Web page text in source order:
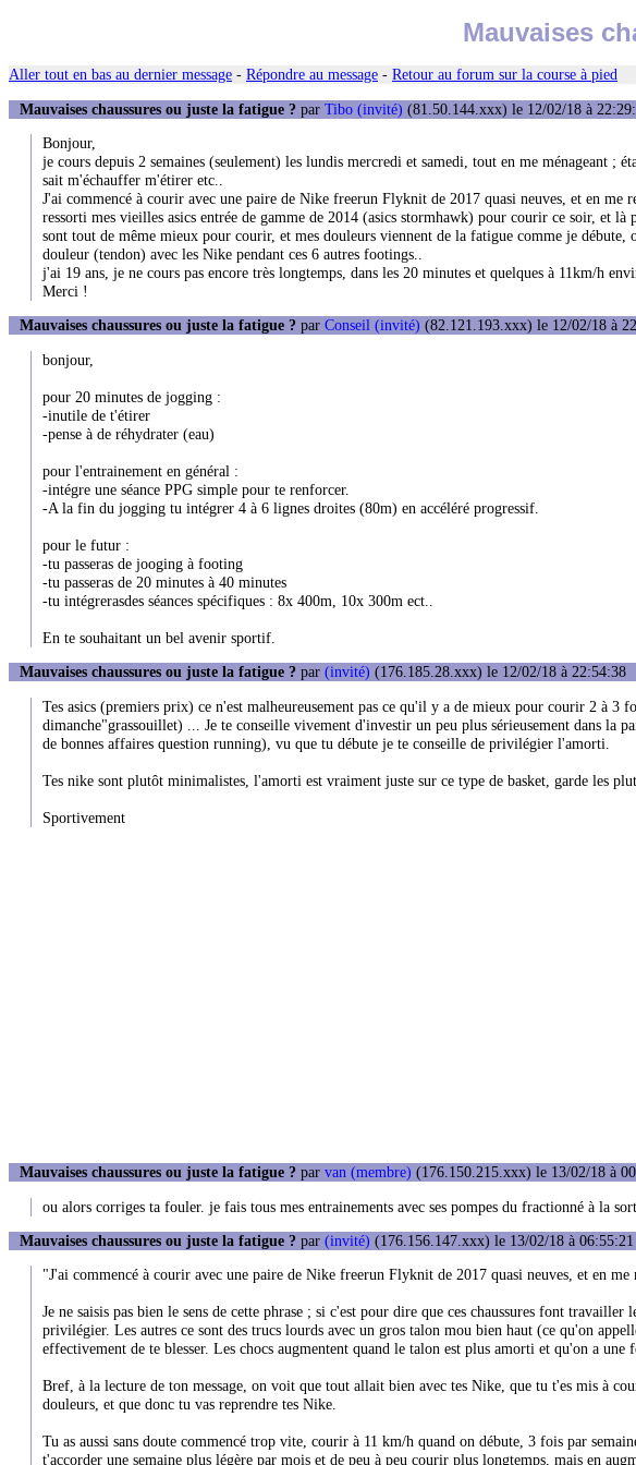
Mauvaises
Aller tout en bas au dernier message - Répondre au message - Retour au forum sur la course à pied
Mauvaises chaussures ou juste la fatigue ? par Tibo (invité) (81.50.144.xxx) le 12/02/18 à
Bonjour,
je cours depuis 2 semaines (seulement) les lundis mercredi et samedi, tout en me ménageant ;
sait m'échauffer m'étirer etc..
J'ai commencé à courir avec une paire de Nike freerun Flyknit de 2017 quasi neuves, et en
ressorti mes vieilles asics entrée de gamme de 2014 (asics stormhawk) pour courir ce soir, et là
sont tout de même mieux pour courir, et mes douleurs viennent de la fatigue comme je débute,
douleur (tendon) avec les Nike pendant ces 6 autres footings..
j'ai 19 ans, je ne cours pas encore très longtemps, dans les 20 minutes et quelques à 11km/h
Merci !
Mauvaises chaussures ou juste la fatigue ? par Conseil (invité) (82.121.193.xxx) le 12/02/18 à
bonjour,
pour 20 minutes de jogging :
-inutile de t'étirer
-pense à de réhydrater (eau)
pour l'entrainement en général :
-intégre une séance PPG simple pour te renforcer.
-A la fin du jogging tu intégrer 4 à 6 lignes droites (80m) en accéléré progressif.
pour le futur :
-tu passeras de jooging à footing
-tu passeras de 20 minutes à 40 minutes
-tu intégrerasdes séances spécifiques : 8x 400m, 10x 300m ect..
En te souhaitant un bel avenir sportif.
Mauvaises chaussures ou juste la fatigue ? par (invité) (176.185.28.xxx) le 12/02/18 à 22:54:38
Tes asics (premiers prix) ce n'est malheureusement pas ce qu'il y a de mieux pour courir 2 à 3
dimanche"grassouillet) ... Je te conseille vivement d'investir un peu plus sérieusement dans la
de bonnes affaires question running), vu que tu débute je te conseille de privilégier l'amorti.
Tes nike sont plutôt minimalistes, l'amorti est vraiment juste sur ce type de basket, garde les
Sportivement
Mauvaises chaussures ou juste la fatigue ? par van (membre) (176.150.215.xxx) le 13/02/18 à
ou alors corriges ta fouler. je fais tous mes entrainements avec ses pompes du fractionné à la
Mauvaises chaussures ou juste la fatigue ? par (invité) (176.156.147.xxx) le 13/02/18 à 06:55:21
"J'ai commencé à courir avec une paire de Nike freerun Flyknit de 2017 quasi neuves, et en
Je ne saisis pas bien le sens de cette phrase ; si c'est pour dire que ces chaussures font
privilégier. Les autres ce sont des trucs lourds avec un gros talon mou bien haut (ce qu'on
effectivement de te blesser. Les chocs augmentent quand le talon est plus amorti et qu'on a une
Bref, à la lecture de ton message, on voit que tout allait bien avec tes Nike, que tu t'es mis à
douleurs, et que donc tu vas reprendre tes Nike.
Tu as aussi sans doute commencé trop vite, courir à 11 km/h quand on débute, 3 fois par
t'accorder une semaine plus légère par mois et de peu à peu courir plus longtemps, mais en